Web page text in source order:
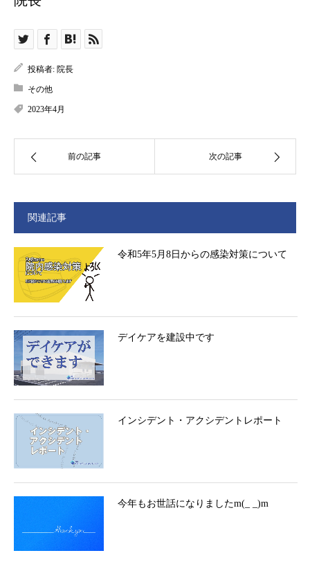
投稿者: 院長
その他
2023年4月
前の記事 次の記事
関連記事
令和5年5月8日からの感染対策について
デイケアを建設中です
インシデント・アクシデントレポート
今年もお世話になりましたm(_ _)m